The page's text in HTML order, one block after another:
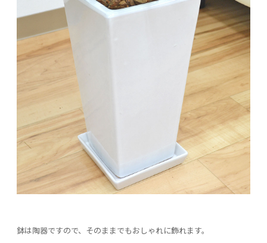
鉢は陶器ですので、そのままでもおしゃれに飾れます。